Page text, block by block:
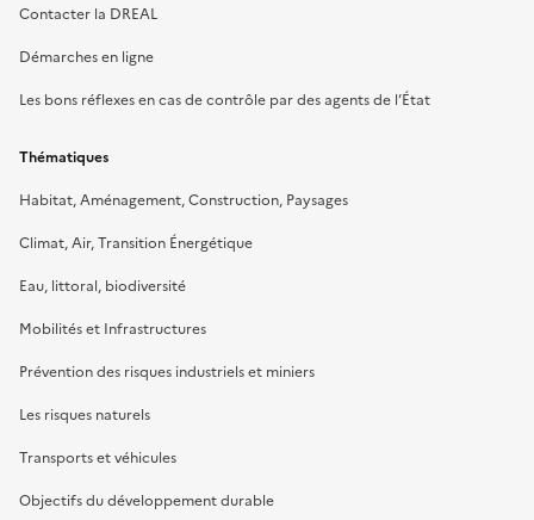
Contacter la DREAL
Démarches en ligne
Les bons réflexes en cas de contrôle par des agents de l’État
Thématiques
Habitat, Aménagement, Construction, Paysages
Climat, Air, Transition Énergétique
Eau, littoral, biodiversité
Mobilités et Infrastructures
Prévention des risques industriels et miniers
Les risques naturels
Transports et véhicules
Objectifs du développement durable